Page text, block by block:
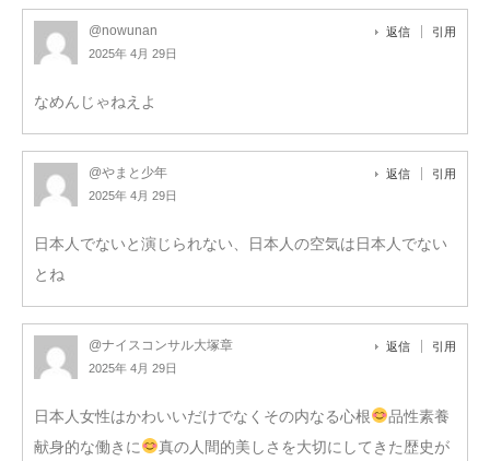
@nowunan
2025年 4月 29日
返信 引用
なめんじゃねえよ
@やまと少年
2025年 4月 29日
返信 引用
日本人でないと演じられない、日本人の空気は日本人でない
とね
@ナイスコンサル大塚章
2025年 4月 29日
返信 引用
日本人女性はかわいいだけでなくその内なる心根
品性素養
献身的な働きに
真の人間的美しさを大切にしてきた歴史が